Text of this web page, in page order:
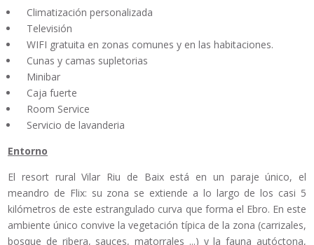
Climatización personalizada
Televisión
WIFI gratuita en zonas comunes y en las habitaciones.
Cunas y camas supletorias
Minibar
Caja fuerte
Room Service
Servicio de lavanderia
Entorno
El resort rural Vilar Riu de Baix está en un paraje único, el
meandro de Flix: su zona se extiende a lo largo de los casi 5
kilómetros de este estrangulado curva que forma el Ebro. En este
ambiente único convive la vegetación típica de la zona (carrizales,
bosque de ribera, sauces, matorrales ...) y la fauna autóctona,